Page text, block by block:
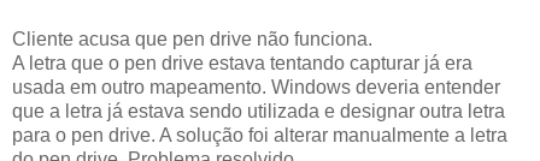
Cliente acusa que pen drive não funciona.
A letra que o pen drive estava tentando capturar já era
usada em outro mapeamento. Windows deveria entender
que a letra já estava sendo utilizada e designar outra letra
para o pen drive. A solução foi alterar manualmente a letra